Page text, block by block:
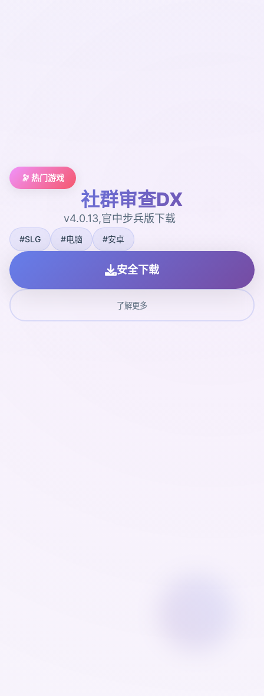
🔭 热门游戏
社群审查DX
v4.0.13,官中步兵版下载
#SLG #电脑 #安卓
安全下载
了解更多